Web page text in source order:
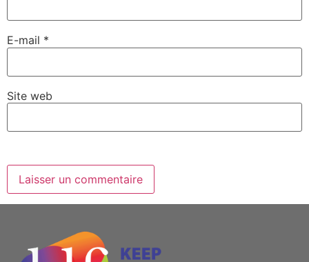
E-mail *
Site web